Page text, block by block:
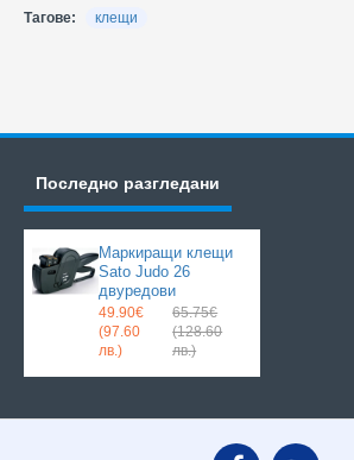
Тагове: клещи
Последно разгледани
Маркиращи клещи
Sato Judo 26
двуредови
49.90€
(97.60
лв.)
65.75€
(128.60
лв.)